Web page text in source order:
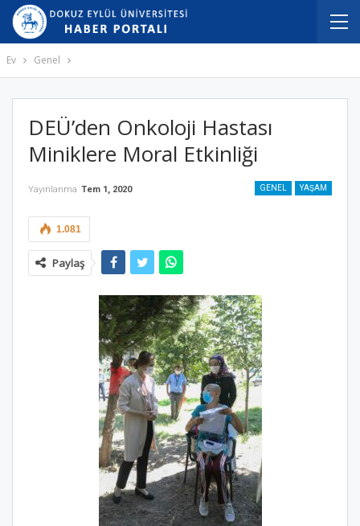
Ev Genel
DEÜ’den Onkoloji Hastası
Miniklere Moral Etkinliği
GENEL YAŞAM
Yayınlanma Tem 1, 2020
1.081
Paylaş